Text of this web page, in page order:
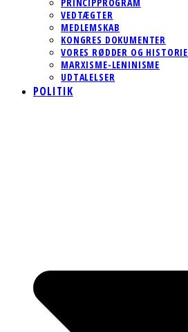
VEDTÆGTER
MEDLEMSKAB
KONGRES DOKUMENTER
VORES RØDDER OG HISTORIE
MARXISME-LENINISME
UDTALELSER
POLITIK